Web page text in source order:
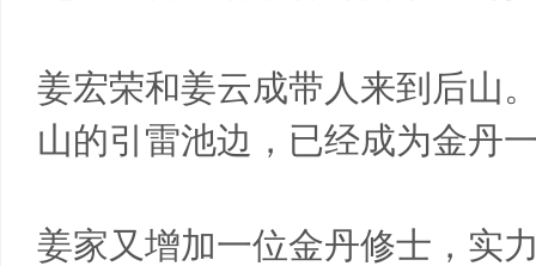
姜宏荣和姜云成带人来到后山
山的引雷池边，已经成为金丹
姜家又增加一位金丹修士，实